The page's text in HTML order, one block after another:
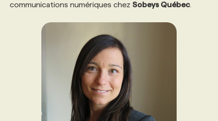
NOS AUTEUR‧RICES
ANNONCEZ AVEC NOUS
NOS FORMATEUR‧RICES
POURQUOI CHOISIR NOS FORMATIONS
NOS TARIFS
PROGRAMMES DE SUBVENTIONS
ANNONCEZ AVEC NOUS
communications numériques chez Sobeys Québec.